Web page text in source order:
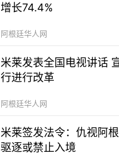
增长74.4%
阿根廷华人网
米莱发表全国电视讲话
行进行改革
阿根廷华人网
米莱签发法令：仇视阿
驱逐或禁止入境